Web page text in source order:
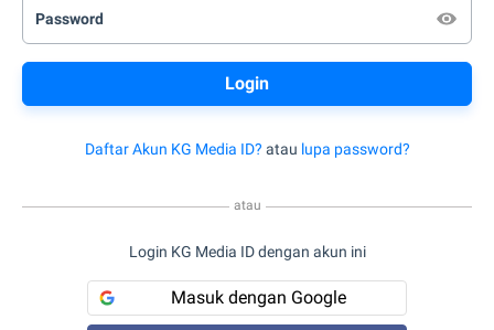
Password
Daftar Akun KG Media ID? atau lupa password?
atau
Login KG Media ID dengan akun ini
Masuk dengan Google